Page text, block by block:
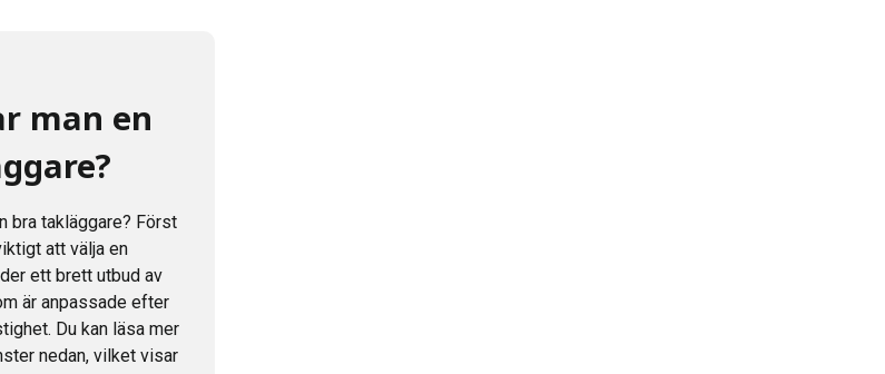
man en
bra takläggare? Först
att välja en
ett brett utbud av
är anpassade efter
Du kan läsa mer
nedan, vilket visar